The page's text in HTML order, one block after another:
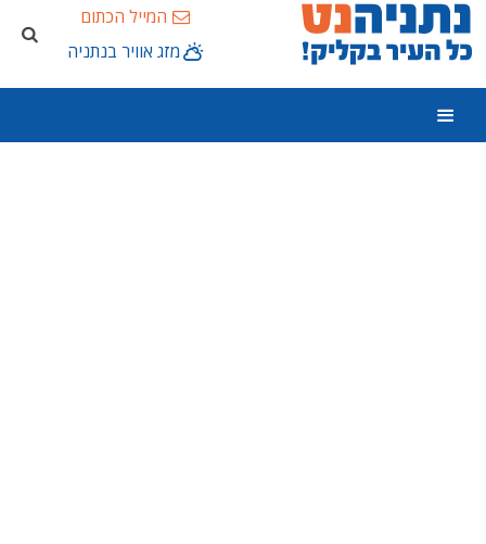
המייל הכתום
מזג אוויר בנתניה